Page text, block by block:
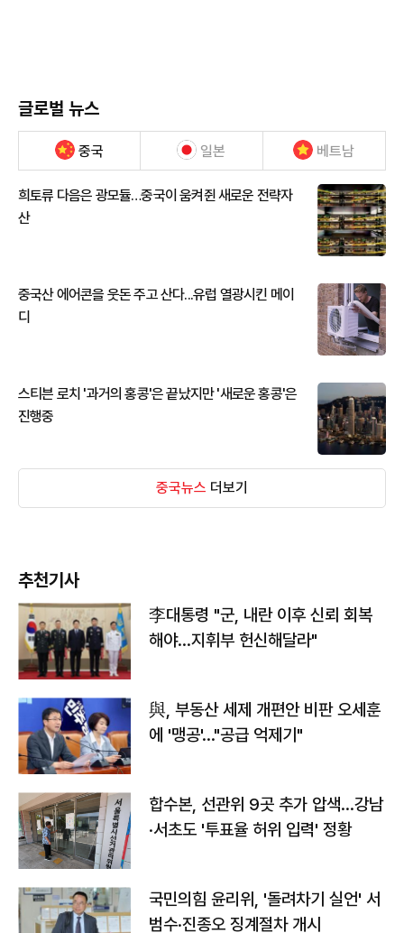
글로벌 뉴스
중국 일본 베트남
희토류 다음은 광모듈…중국이 움켜쥔 새로운 전략자
산
중국산 에어콘을 웃돈 주고 산다...유럽 열광시킨 메이
디
스티븐 로치 '과거의 홍콩'은 끝났지만 '새로운 홍콩'은
진행중
중국뉴스 더보기
추천기사
李대통령 "군, 내란 이후 신뢰 회복
해야…지휘부 헌신해달라"
與, 부동산 세제 개편안 비판 오세훈
에 '맹공'…"공급 억제기"
합수본, 선관위 9곳 추가 압색…강남
·서초도 '투표율 허위 입력' 정황
국민의힘 윤리위, '돌려차기 실언' 서
범수·진종오 징계절차 개시